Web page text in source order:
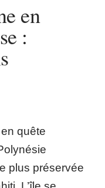
en
:
quête
plus préservée